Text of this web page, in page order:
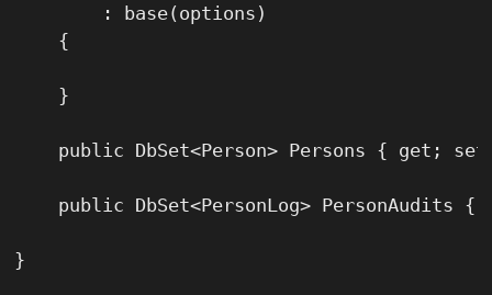
        : base(options)
    {
    }
public DbSet<Person> Persons { get;
public DbSet<PersonLog> PersonAudits {
}